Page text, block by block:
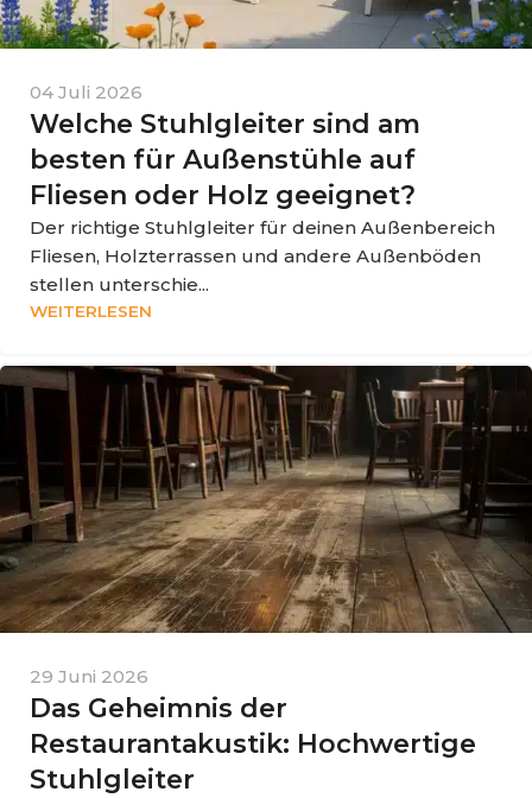
04 Juli 2026
Welche Stuhlgleiter sind am
besten für Außenstühle auf
Fliesen oder Holz geeignet?
Der richtige Stuhlgleiter für deinen Außenbereich
Fliesen, Holzterrassen und andere Außenböden
stellen unterschie...
WEITERLESEN
29 Juni 2026
Das Geheimnis der
Restaurantakustik: Hochwertige
Stuhlgleiter